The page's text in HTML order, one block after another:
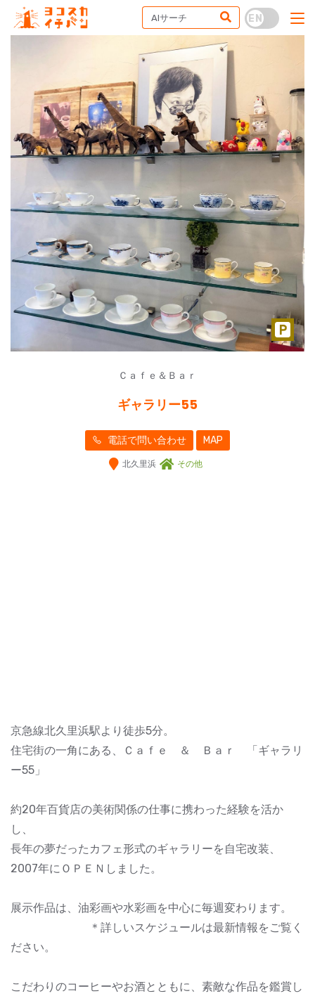
Ｃａｆｅ＆Ｂａｒ
ギャラリー55
電話で問い合わせ MAP
北久里浜 その他
京急線北久里浜駅より徒歩5分。
住宅街の一角にある、Ｃａｆｅ ＆ Ｂａｒ 「ギャラリ
ー55」
約20年百貨店の美術関係の仕事に携わった経験を活か
し、
長年の夢だったカフェ形式のギャラリーを自宅改装、
2007年にＯＰＥＮしました。
展示作品は、油彩画や水彩画を中心に毎週変わります。
＊詳しいスケジュールは最新情報をご覧く
ださい。
こだわりのコーヒーやお酒とともに、素敵な作品を鑑賞し